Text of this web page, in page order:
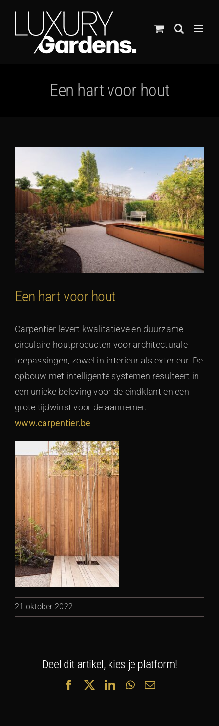
inhoud
Een hart voor hout
grotere
afbeelding
Een hart voor hout
Carpentier levert kwalitatieve en duurzame
circulaire houtproducten voor architecturale
toepassingen, zowel in interieur als exterieur. De
opbouw met intelligente systemen resulteert in
een unieke beleving voor de eindklant en een
grote tijdwinst voor de aannemer.
www.carpentier.be
21 oktober 2022
Deel dit artikel, kies je platform!
FacebookLinkedInWhatsApp
E-